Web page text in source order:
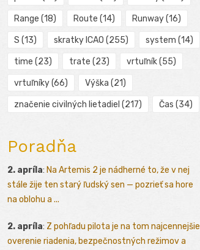
Range (18) Route (14) Runway(16)
S (13) skratky ICAO (255) system (14)
time (23) trate (23) vrtuľník(55)
vrtuľníky(66) Výška (21)
značenie civilných lietadiel (217) Čas (34)
Poradňa
2. apríla: Na Artemis 2 je nádherné to, že v nej
stále žije ten starý ľudský sen — pozrieť sa hore
na oblohu a ...
2. apríla: Z pohľadu pilota je na tom najcennejšie
overenie riadenia, bezpečnostných režimov a